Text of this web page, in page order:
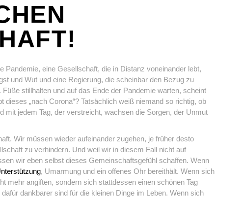
Pandemie, eine Gesellschaft, die in Distanz voneinander lebt,
und Wut und eine Regierung, die scheinbar den Bezug zu
stillhalten und auf das Ende der Pandemie warten, scheint
dieses „nach Corona“? Tatsächlich weiß niemand so richtig, ob
mit jedem Tag, der verstreicht, wachsen die Sorgen, der Unmut
Wir müssen wieder aufeinander zugehen, je früher desto
zu verhindern. Und weil wir in diesem Fall nicht auf
wir eben selbst dieses Gemeinschaftsgefühl schaffen. Wenn
, Umarmung und ein offenes Ohr bereithält. Wenn sich
mehr angiften, sondern sich stattdessen einen schönen Tag
dankbarer sind für die kleinen Dinge im Leben. Wenn sich